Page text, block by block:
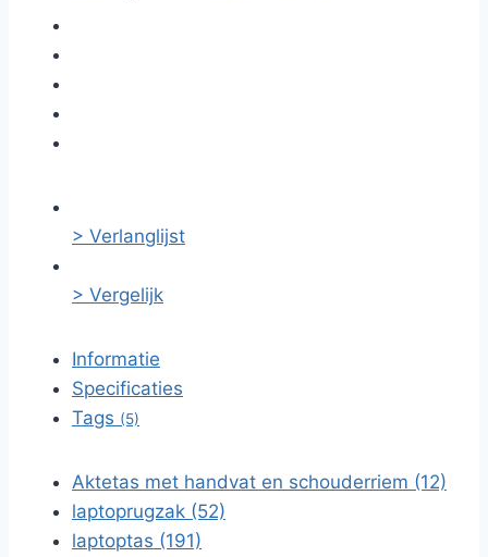
> Verlanglijst
> Vergelijk
Informatie
Specificaties
Tags (5)
Aktetas met handvat en schouderriem (12)
laptoprugzak (52)
laptoptas (191)